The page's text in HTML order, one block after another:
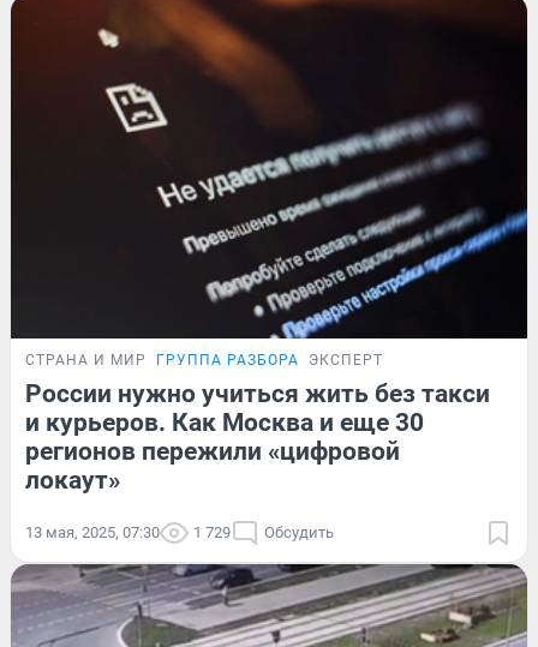
СТРАНА И МИР ГРУППА РАЗБОРА ЭКСПЕРТ
России нужно учиться жить без такси
и курьеров. Как Москва и еще 30
регионов пережили «цифровой
локаут»
13 мая, 2025, 07:30 1 729 Обсудить